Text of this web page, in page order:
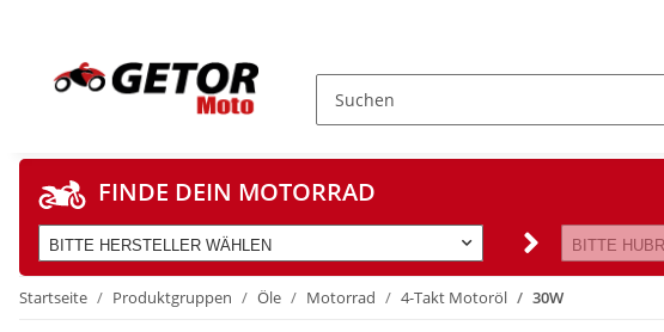
FINDE DEIN MOTORRAD
BITTE HERSTELLER WÄHLEN BITTE
Startseite Produktgruppen Öle Motorrad 4-Takt Motoröl 30W